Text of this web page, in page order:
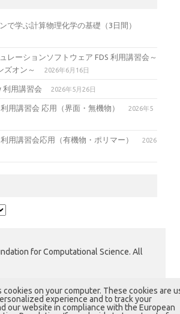
で学ぶ計算物理化学の基礎（3日間）
レーションソフトウェア FDS 利用講習会～
ズオン～
2026年6月16日
利用講習会 2026年5月26日
用講習会 応用（界面・無機物）
2026年5
用講習会応用（有機物・ポリマー）
2026
for Computational Science. All
科学振興財団 (FOCUS) 運用グループ
神戸市中央区港島南町7-1-28 計算科
on your computer. These cookies are
experience and to track your
our website in compliance with the European